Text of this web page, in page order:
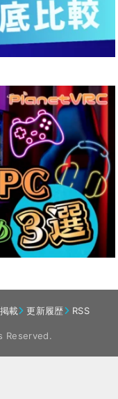
載 更新履歴 RSS
Reserved.